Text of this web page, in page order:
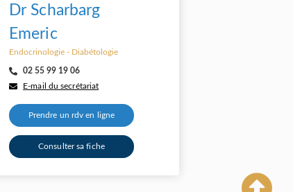
Dr Scharbarg
Emeric
Endocrinologie - Diabétologie
02 55 99 19 06
E-mail du secrétariat
Prendre un rdv en ligne
Consulter sa fiche